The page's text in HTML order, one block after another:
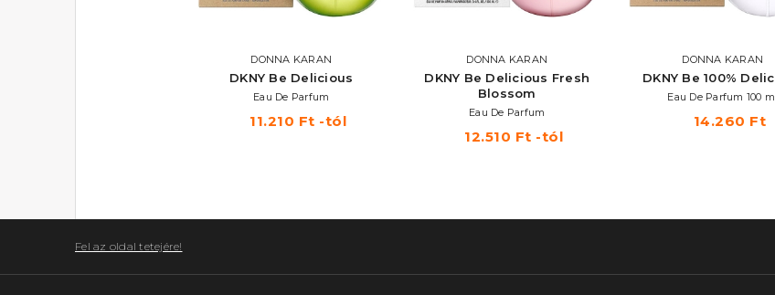
DONNA KARAN
DKNY Be Delicious
Eau De Parfum
11.210 Ft -tól
DONNA KARAN
DKNY Be Delicious Fresh
Blossom
Eau De Parfum
12.510 Ft -tól
DONNA KARAN
DKNY Be 100%
Eau De Parfum 100
14.260 Ft
Fel az oldal tetejére!